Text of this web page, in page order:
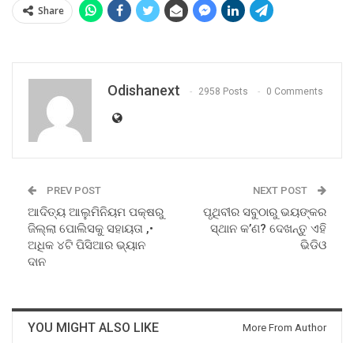
Share
Odishanext 2958 Posts 0 Comments
PREV POST
ଆଦିତ୍ୟ ଆଲୁମିନିୟମ ପକ୍ଷରୁ
ଜିଲ୍ଲା ପୋଲିସକୁ ସହାୟତା ,•
ଅଧିକ ୪ଟି ପିସିଆର ଭ୍ୟାନ
ଦାନ
NEXT POST
ପୃଥିବୀର ସବୁଠାରୁ ଭୟଙ୍କର
ସ୍ଥାନ କ’ଣ? ଦେଖନ୍ତୁ ଏହି
ଭିଡିଓ
YOU MIGHT ALSO LIKE More From Author